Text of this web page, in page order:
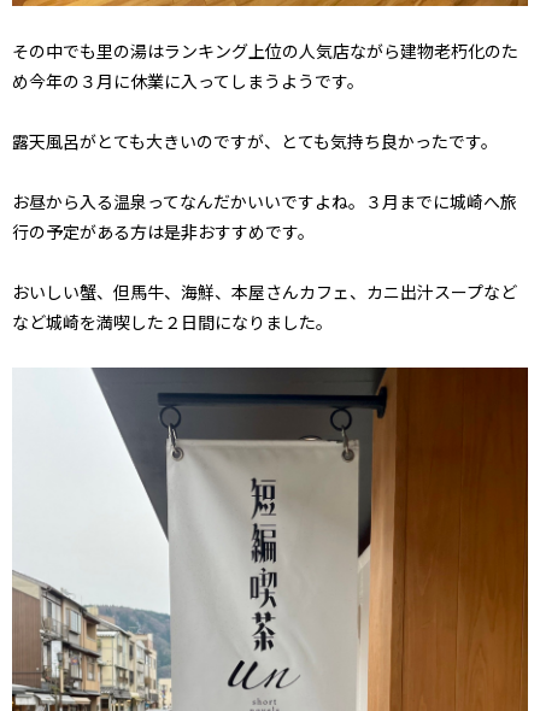
その中でも里の湯はランキング上位の人気店ながら建物老朽化のた
め今年の３月に休業に入ってしまうようです。
露天風呂がとても大きいのですが、とても気持ち良かったです。
お昼から入る温泉ってなんだかいいですよね。３月までに城崎へ旅
行の予定がある方は是非おすすめです。
おいしい蟹、但馬牛、海鮮、本屋さんカフェ、カニ出汁スープなど
など城崎を満喫した２日間になりました。